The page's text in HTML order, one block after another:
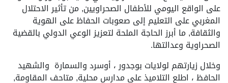
على الواقع اليومي للأطفال الصحراويين, من تأثير الاحتلال
المغربي على التعليم إلى صعوبات الحفاظ على الهوية
والثقافة, ما أبرز الحاجة الملحة لتعزيز الوعي الدولي بالقضية
الصحراوية وعدالتها.
وخلال زيارتهم لولايات بوجدور ، أوسرد والسمارة والشهيد
الحافظ ، اطلع التلاميذ على مدارس محلية, متاحف المقاومة,